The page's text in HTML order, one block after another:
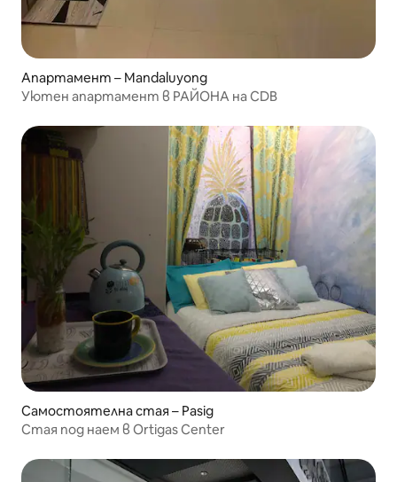
Апартамент – Mandaluyong
Уютен апартамент в РАЙОНА на CDB
Самостоятелна стая – Pasig
Стая под наем в Ortigas Center